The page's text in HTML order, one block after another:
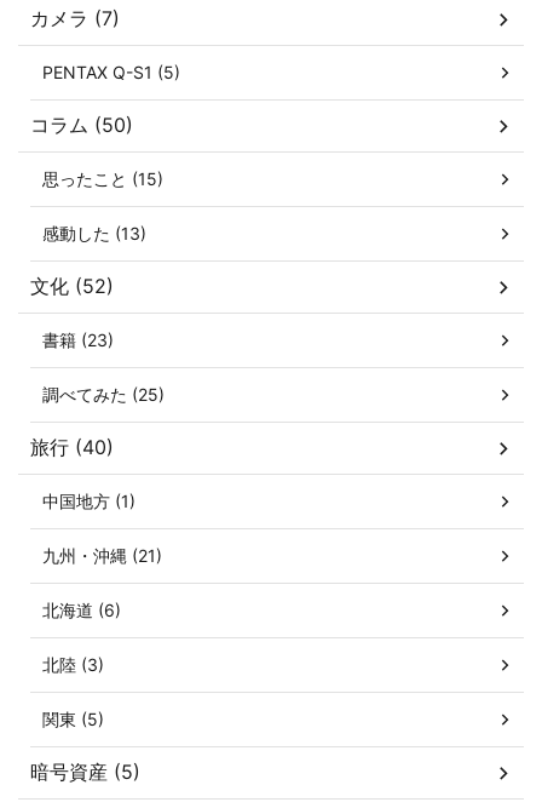
カメラ (7)
PENTAX Q-S1 (5)
コラム (50)
思ったこと (15)
感動した (13)
文化 (52)
書籍 (23)
調べてみた (25)
旅行 (40)
中国地方 (1)
九州・沖縄 (21)
北海道 (6)
北陸 (3)
関東 (5)
暗号資産 (5)